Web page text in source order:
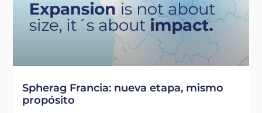
Spherag Francia: nueva etapa, mismo
propósito